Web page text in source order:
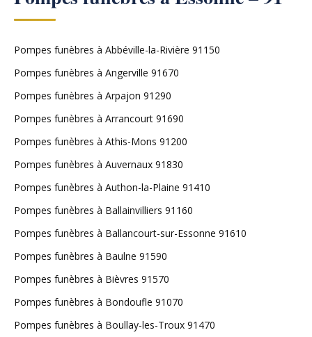
Pompes funèbres à Abbéville-la-Rivière 91150
Pompes funèbres à Angerville 91670
Pompes funèbres à Arpajon 91290
Pompes funèbres à Arrancourt 91690
Pompes funèbres à Athis-Mons 91200
Pompes funèbres à Auvernaux 91830
Pompes funèbres à Authon-la-Plaine 91410
Pompes funèbres à Ballainvilliers 91160
Pompes funèbres à Ballancourt-sur-Essonne 91610
Pompes funèbres à Baulne 91590
Pompes funèbres à Bièvres 91570
Pompes funèbres à Bondoufle 91070
Pompes funèbres à Boullay-les-Troux 91470